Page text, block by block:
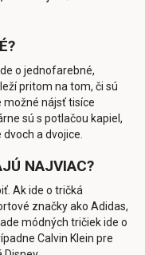
o jednofarebné,
pritom na tom, či sú
možné nájsť tisíce
sú s potlačou kapiel,
a dvojice.
NAJVIAC?
Ak ide o tričká
značky ako Adidas,
módných tričiek ide o
Calvin Klein pre